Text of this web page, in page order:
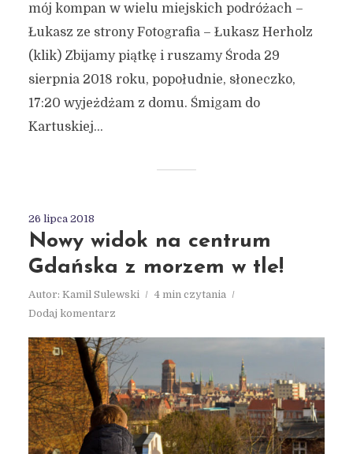
mój kompan w wielu miejskich podróżach –
Łukasz ze strony Fotografia – Łukasz Herholz
(klik) Zbijamy piątkę i ruszamy Środa 29
sierpnia 2018 roku, popołudnie, słoneczko,
17:20 wyjeżdżam z domu. Śmigam do
Kartuskiej...
26 lipca 2018
Nowy widok na centrum
Gdańska z morzem w tle!
Autor: Kamil Sulewski
4 min czytania
Dodaj komentarz